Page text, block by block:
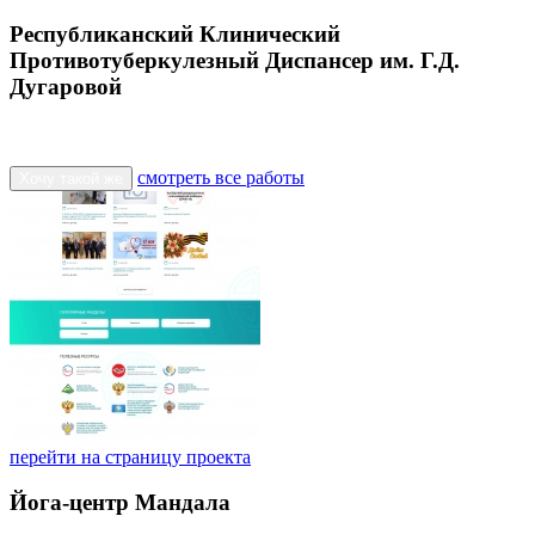
Республиканский Клинический
Противотуберкулезный Диспансер им. Г.Д.
Дугаровой
смотреть все работы
перейти на страницу проекта
Йога-центр Мандала